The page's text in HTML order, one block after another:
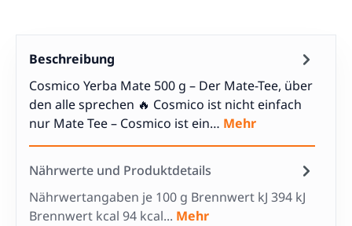
Beschreibung
Cosmico Yerba Mate 500 g – Der Mate-Tee, über
den alle sprechen 🔥 Cosmico ist nicht einfach
nur Mate Tee – Cosmico ist ein… Mehr
Nährwerte und Produktdetails
Nährwertangaben je 100 g Brennwert kJ 394 kJ
Brennwert kcal 94 kcal... Mehr